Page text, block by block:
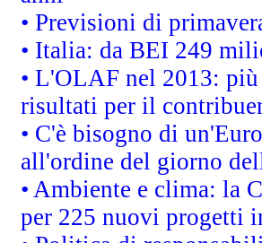
• Previsioni di
• Italia: da BEI 249
• L'OLAF nel 2013:
risultati per il
• C'è bisogno di
all'ordine del giorno
• Ambiente e clima: la
per 225 nuovi progetti